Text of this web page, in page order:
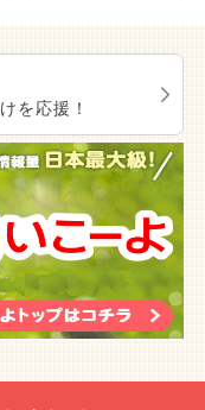
を応援！